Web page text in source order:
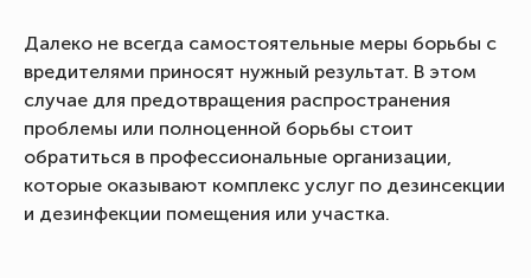
Далеко не всегда самостоятельные меры борьбы с
вредителями приносят нужный результат. В этом
случае для предотвращения распространения
проблемы или полноценной борьбы стоит
обратиться в профессиональные организации,
которые оказывают комплекс услуг по дезинсекции
и дезинфекции помещения или участка.